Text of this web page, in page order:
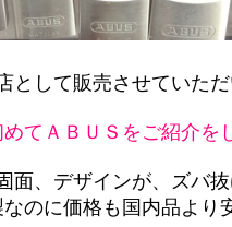
として販売させていた
てＡＢＵＳをご紹介を
面、デザインが、ズバ
のに価格も国内品より